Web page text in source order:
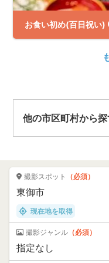
お食い初め(百日祝い)
他の市区町村から
撮影スポット （必須）
現在地を取得
撮影ジャンル （必須）